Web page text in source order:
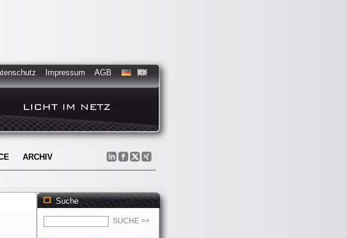
Impressum AGB
ARCHIV
Suche